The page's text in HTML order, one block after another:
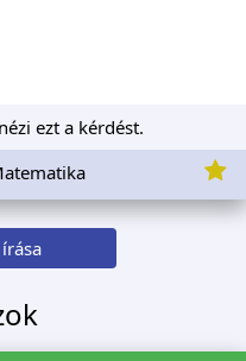
ezt a kérdést.